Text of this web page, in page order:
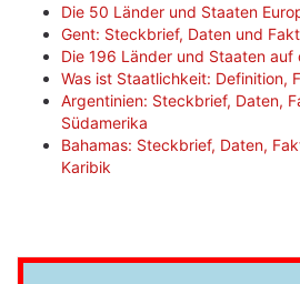
Die 50 Länder und Staaten
Gent: Steckbrief, Daten und
Die 196 Länder und Staaten auf
Was ist Staatlichkeit: Definition,
Argentinien: Steckbrief, Daten,
Südamerika
Bahamas: Steckbrief, Daten,
Karibik